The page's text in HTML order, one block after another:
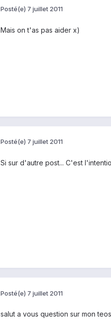
Posté(e) 7 juillet 2011
Mais on t'as pas aider x)
Posté(e) 7 juillet 2011
Si sur d'autre post... C'est
Posté(e) 7 juillet 2011
salut a vous question sur mon